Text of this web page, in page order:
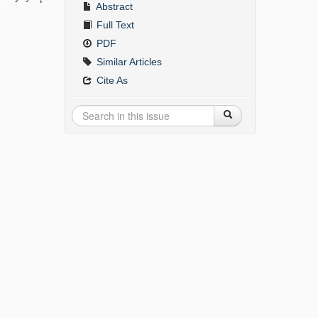
Abstract
Full Text
PDF
Similar Articles
Cite As